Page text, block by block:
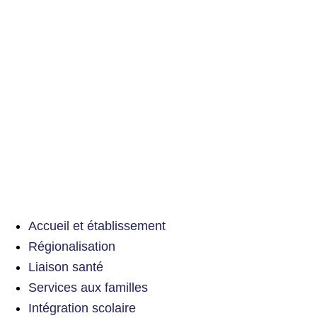
Accueil et établissement
Régionalisation
Liaison santé
Services aux familles
Intégration scolaire